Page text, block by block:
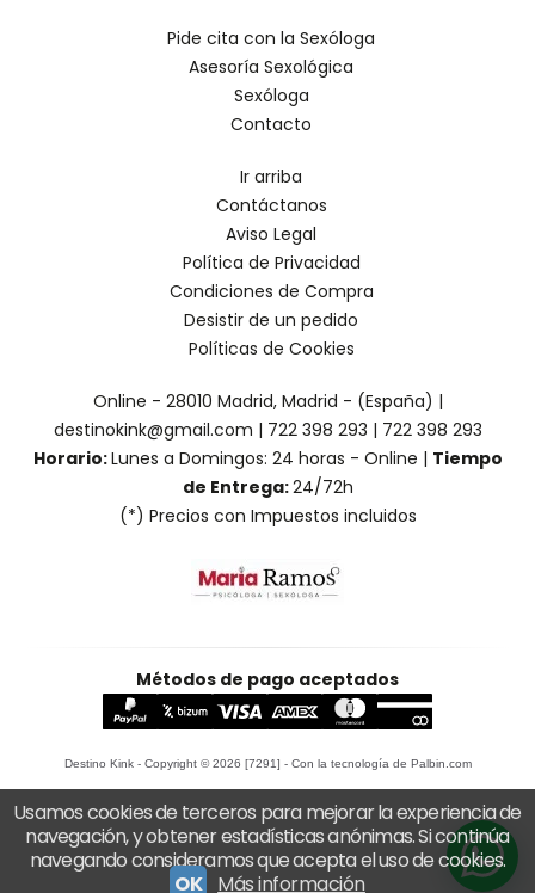
Pide cita con la Sexóloga
Asesoría Sexológica
Sexóloga
Contacto
Ir arriba
Contáctanos
Aviso Legal
Política de Privacidad
Condiciones de Compra
Desistir de un pedido
Políticas de Cookies
Online - 28010 Madrid, Madrid - (España) |
destinokink@gmail.com | 722 398 293 | 722 398 293
Horario:Lunes a Domingos: 24 horas - Online | Tiempo
de Entrega:24/72h
(*) Precios con Impuestos incluidos
Métodos de pago aceptados
Destino Kink- Copyright © 2026 [7291] - Con la tecnología de Palbin.com
Usamos cookies de terceros para mejorar la experiencia de
navegación, y obtener estadísticas anónimas. Si continúa
navegando consideramos que acepta el uso de cookies.
OK
Más información